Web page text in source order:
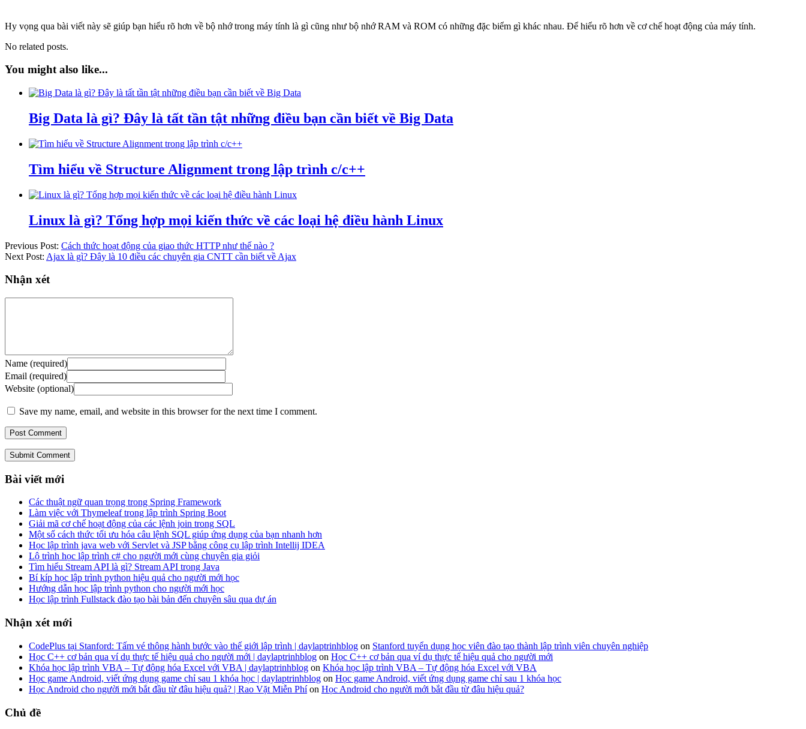
Hy vọng qua bài viết này sẽ giúp bạn hiểu rõ hơn về bộ nhớ trong máy tính là gì cũng như bộ nhớ RAM và ROM có những đặc biểm gì khác nhau. Để hiểu rõ hơn về cơ chế hoạt động của máy tính.
No related posts.
You might also like...
Big Data là gì? Đây là tất tần tật những điều bạn cần biết về Big Data
Tìm hiểu về Structure Alignment trong lập trình c/c++
Linux là gì? Tổng hợp mọi kiến thức về các loại hệ điều hành Linux
Previous Post: Cách thức hoạt động của giao thức HTTP như thế nào ?
Next Post: Ajax là gì? Đây là 10 điều các chuyên gia CNTT cần biết về Ajax
Nhận xét
Name (required)
Email (required)
Website (optional)
Save my name, email, and website in this browser for the next time I comment.
Submit Comment
Bài viết mới
Các thuật ngữ quan trọng trong Spring Framework
Làm việc với Thymeleaf trong lập trình Spring Boot
Giải mã cơ chế hoạt động của các lệnh join trong SQL
Một số cách thức tối ưu hóa câu lệnh SQL giúp ứng dụng của bạn nhanh hơn
Học lập trình java web với Servlet và JSP bằng công cụ lập trình Intellij IDEA
Lộ trình học lập trình c# cho người mới cùng chuyên gia giỏi
Tìm hiểu Stream API là gì? Stream API trong Java
Bí kíp học lập trình python hiệu quả cho người mới học
Hướng dẫn học lập trình python cho người mới học
Học lập trình Fullstack đào tạo bài bản đến chuyên sâu qua dự án
Nhận xét mới
CodePlus tại Stanford: Tấm vé thông hành bước vào thế giới lập trình | daylaptrinhblog on Stanford tuyển dụng học viên đào tạo thành lập trình viên chuyên nghiệp
Học C++ cơ bản qua ví dụ thực tế hiệu quả cho người mới | daylaptrinhblog on Học C++ cơ bản qua ví dụ thực tế hiệu quả cho người mới
Khóa học lập trình VBA – Tự động hóa Excel với VBA | daylaptrinhblog on Khóa học lập trình VBA – Tự động hóa Excel với VBA
Học game Android, viết ứng dụng game chỉ sau 1 khóa học | daylaptrinhblog on Học game Android, viết ứng dụng game chỉ sau 1 khóa học
Học Android cho người mới bắt đầu từ đâu hiệu quả? | Rao Vặt Miễn Phíon Học Android cho người mới bắt đầu từ đâu hiệu quả?
Chủ đề